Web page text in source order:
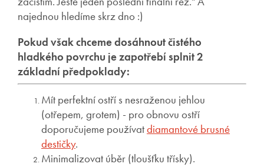
najednou hledíme skrz dno :)
Pokud však chceme dosáhnout čistého
hladkého povrchu je zapotřebí splnit 2
základní předpoklady:
Mít perfektní ostří s nesraženou jehlou
(otřepem, grotem) - pro obnovu ostří
doporučujeme používatdiamantové brusné
destičky.
Minimalizovat úběr (tloušťku třísky).